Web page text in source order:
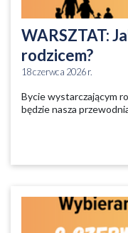
WARSZTAT:
rodzicem?
18 czerwca 2026 r.
Bycie wystarczającym
będzie nasza